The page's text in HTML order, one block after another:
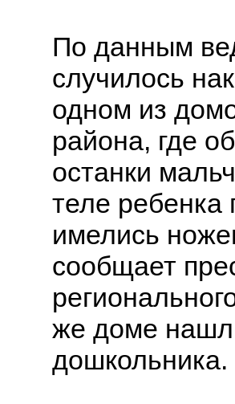
По данным
случилось
одном из
района, где
останки
теле ребенка
имелись
сообщает
же доме
дошкольника.